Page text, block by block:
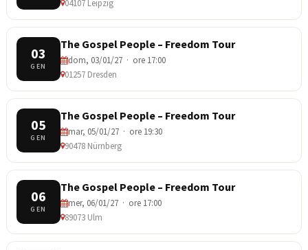
04107 Leipzig
03
GEN
The Gospel People – Freedom Tour
dom, 03/01/27 · ore 17:00
01257 Dresden
05
GEN
The Gospel People – Freedom Tour
mar, 05/01/27 · ore 19:30
90478 Nürnberg
06
GEN
The Gospel People – Freedom Tour
mer, 06/01/27 · ore 17:00
89073 Ulm